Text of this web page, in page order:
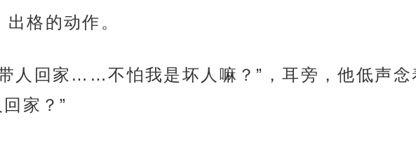
格的动作。
人回家……不怕我是坏人嘛？”，耳旁，他低声念
家？”